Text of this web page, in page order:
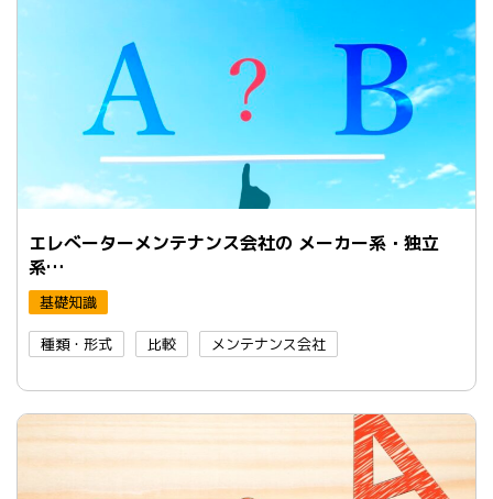
エレべーターメンテナンス会社の メーカー系・独立
系…
基礎知識
種類・形式 比較 メンテナンス会社